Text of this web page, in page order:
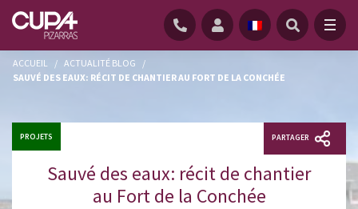
ACCUEIL / ACTUALITÉ BLOG
/
SAUVÉ DES EAUX: RÉCIT DE CHANTIER AU FORT DE LA CONCHÉE
PROJETS PARTAGER
Sauvé des eaux: récit de chantier
au Fort de la Conchée